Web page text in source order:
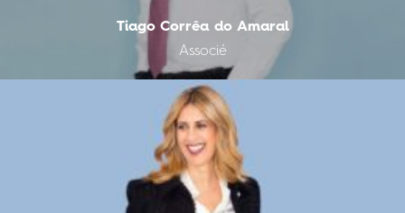
Tiago Corrêa do Amaral
Associé